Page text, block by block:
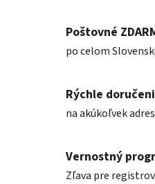
Poštovné
po celom
Rýchle
na akúkoľvek
Vernostný
Zľava pre